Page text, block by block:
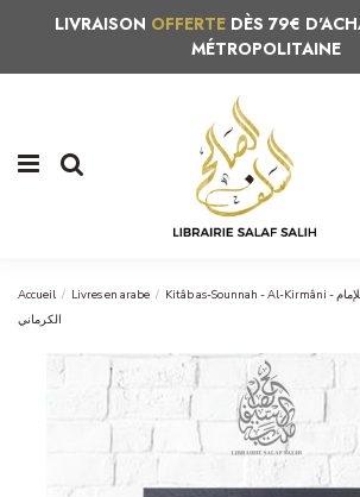
LIVRAISON OFFERTEDÈS 79€
MÉTROPOLITAINE
Accueil Livres en arabe
Kitâb as-Sounnah - Al-Kirmâni - كتاب السنة للإمام
الكرماني